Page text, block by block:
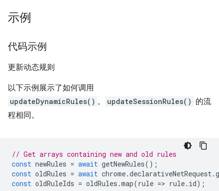
示例
代码示例
更新动态规则
以下示例展示了如何调用
updateDynamicRules() 。 updateSessionRules() 的流
程相同。
// Get arrays containing new and old rules
const newRules = await getNewRules();
const oldRules = await chrome.declarativeNetRequest.
const oldRuleIds = oldRules .map(rule => rule. id);